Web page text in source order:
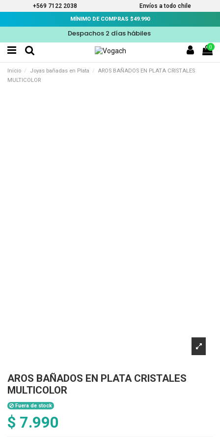
+569 7122 2038 Envíos a todo chile
MÍNIMO DE COMPRAS $49.990
Despachos 2 días hábiles
0
Inicio Joyas bañadas en Plata
AROS BAÑADOS EN PLATA CRISTALES
MULTICOLOR
AROS BAÑADOS EN PLATA CRISTALES
MULTICOLOR
Fuera de stock
$ 7.990